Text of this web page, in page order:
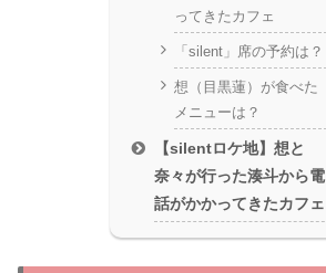
ってきたカフェ
「silent」席の予約は？
想（目黒蓮）が食べた
メニューは？
【silentロケ地】想と
奈々が行った湊斗から電
話がかかってきたカフェ